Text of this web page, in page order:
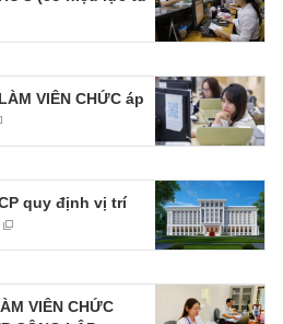
VIÊN CHỨC áp
quy định vị trí
VIÊN CHỨC